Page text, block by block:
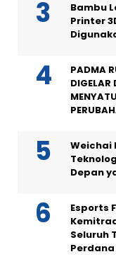
Bambu
Printer
PADMA
DIGELAR
Weichai
Depan
Esports
Seluruh